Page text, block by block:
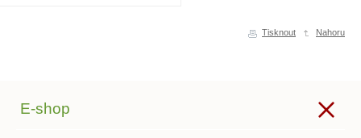
Tisknout Nahoru
E-shop